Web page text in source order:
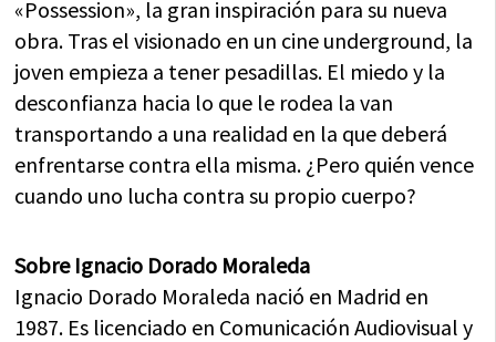
«Possession», la gran inspiración para su nueva
obra. Tras el visionado en un cine underground, la
joven empieza a tener pesadillas. El miedo y la
desconfianza hacia lo que le rodea la van
transportando a una realidad en la que deberá
enfrentarse contra ella misma. ¿Pero quién vence
cuando uno lucha contra su propio cuerpo?
Sobre Ignacio Dorado Moraleda
Ignacio Dorado Moraleda nació en Madrid en
1987. Es licenciado en Comunicación Audiovisual y